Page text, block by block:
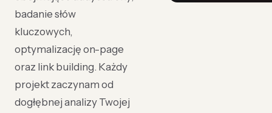
badanie słów
kluczowych,
optymalizację on-page
oraz link building. Każdy
projekt zaczynam od
dogłębnej analizy Twojej